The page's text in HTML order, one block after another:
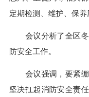
定期检测、维护、保养
会议分析了全区冬
防安全工作。
会议强调，要紧绷
坚决扛起消防安全责